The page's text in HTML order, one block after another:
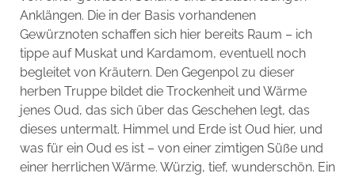
Anklängen. Die in der Basis vorhandenen
Gewürznoten schaffen sich hier bereits Raum – ich
tippe auf Muskat und Kardamom, eventuell noch
begleitet von Kräutern. Den Gegenpol zu dieser
herben Truppe bildet die Trockenheit und Wärme
jenes Oud, das sich über das Geschehen legt, das
dieses untermalt. Himmel und Erde ist Oud hier, und
was für ein Oud es ist – von einer zimtigen Süße und
einer herrlichen Wärme. Würzig, tief, wunderschön. Ein